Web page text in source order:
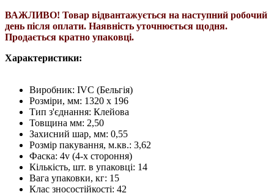
ВАЖЛИВО! Товар відвантажується на наступний робочий
день після оплати. Наявність уточнюється щодня.
Продається кратно упаковці.
Характеристики:
Виробник: IVC (Бельгія)
Розміри, мм: 1320 х 196
Тип з'єднання: Клейова
Товщина мм: 2,50
Захисний шар, мм: 0,55
Розмір пакування, м.кв.: 3,62
Фаска: 4v (4-х стороння)
Кількість, шт. в упаковці: 14
Вага упаковки, кг: 15
Клас зносостійкості: 42